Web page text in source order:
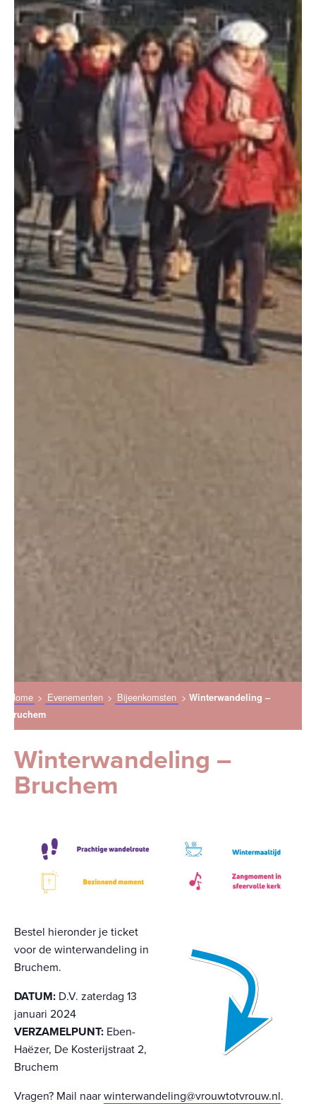
Home > Evenementen > Bijeenkomsten > Winterwandeling –
Bruchem
Winterwandeling –
Bruchem
Bestel hieronder je ticket
voor de winterwandeling in
Bruchem.
DATUM: D.V. zaterdag 13
januari 2024
VERZAMELPUNT: Eben-
Haëzer, De Kosterijstraat 2,
Bruchem
Vragen? Mail naar winterwandeling@vrouwtotvrouw.nl.